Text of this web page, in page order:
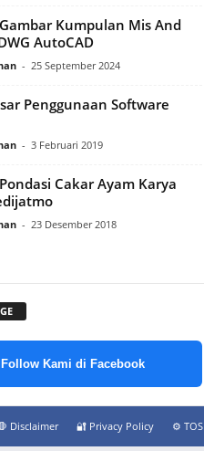
Kumpulan Mis And
AutoCAD
- 25 September 2024
Penggunaan Software
- 3 Februari 2019
Cakar Ayam Karya
- 23 Desember 2018
Follow Kami di Facebook
Disclaimer 🔐 Privacy Policy ⚙️ TOS